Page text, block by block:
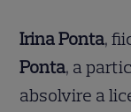
Irina Ponta,
Ponta, a
absolvire a